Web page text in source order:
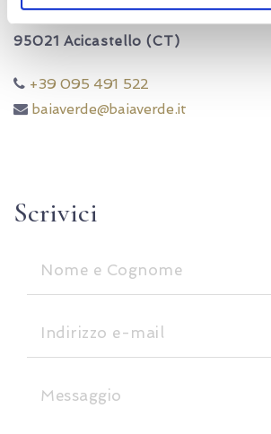
Via A. Musco 8/10
95021 Acicastello (CT)
+39 095 491 522
baiaverde@baiaverde.it
Scrivici